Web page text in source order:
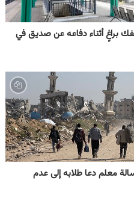
براغٍ أثناء دفاعه عن صديق في
معلم دعا طلابه إلى عدم